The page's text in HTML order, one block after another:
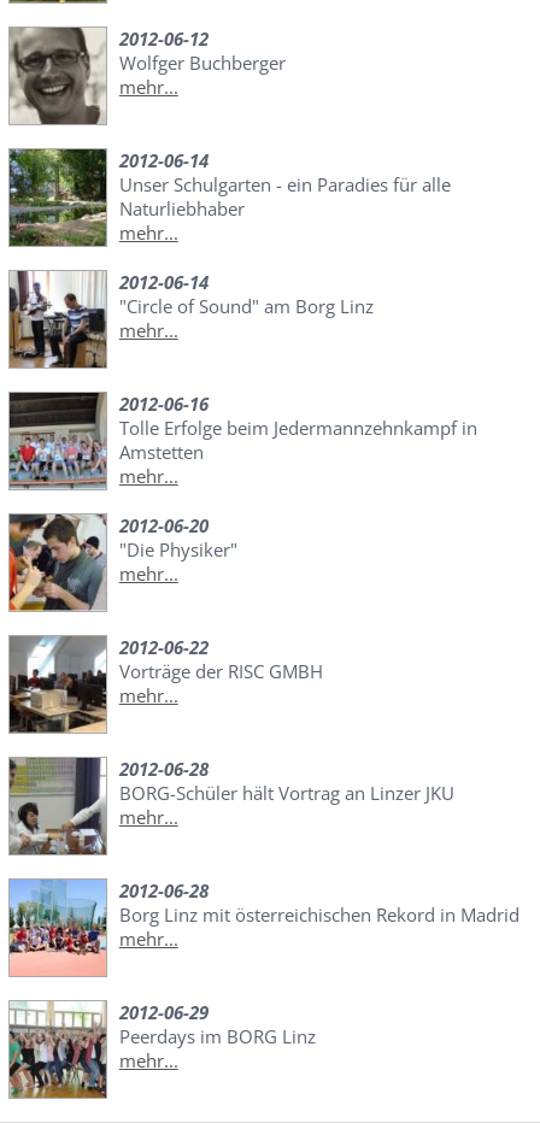
2012-06-12
Wolfger Buchberger
mehr...
2012-06-14
Unser Schulgarten - ein Paradies für alle
Naturliebhaber
mehr...
2012-06-14
"Circle of Sound" am Borg Linz
mehr...
2012-06-16
Tolle Erfolge beim Jedermannzehnkampf in
Amstetten
mehr...
2012-06-20
"Die Physiker"
mehr...
2012-06-22
Vorträge der RISC GMBH
mehr...
2012-06-28
BORG-Schüler hält Vortrag an Linzer JKU
mehr...
2012-06-28
Borg Linz mit österreichischen Rekord in Madrid
mehr...
2012-06-29
Peerdays im BORG Linz
mehr...